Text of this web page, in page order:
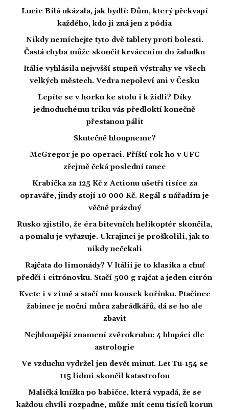
Lucie Bílá ukázala, jak bydlí: Dům, který překvapí
každého, kdo ji zná jen z pódia
Nikdy nemíchejte tyto dvě tablety proti bolesti.
Častá chyba může skončit krvácením do žaludku
Itálie vyhlásila nejvyšší stupeň výstrahy ve všech
velkých městech. Vedra nepoleví ani v Česku
Lepíte se v horku ke stolu i k židli? Díky
jednoduchému triku vás předloktí konečně
přestanou pálit
Skutečně hloupneme?
McGregor je po operaci. Příští rok ho v UFC
zřejmě čeká poslední tanec
Krabička za 125 Kč z Actionu ušetří tisíce za
opraváře, jindy stojí 10 000 Kč. Regál s nářadím je
věčně prázdný
Rusko zjistilo, že éra bitevních helikoptér skončila,
a pomalu je vyřazuje. Ukrajinci je proškolili, jak to
nikdy nečekali
Rajčata do limonády? V Itálii je to klasika a chuť
předčí i citrónovku. Stačí 500 g rajčat a jeden citrón
Kvete i v zimě a stačí mu kousek kořínku. Ptačinec
žabinec je noční můra zahrádkářů, dá se ho ale
zbavit
Nejhloupější znamení zvěrokruhu: 4 hlupáci dle
astrologie
Ve vzduchu vydržel jen devět minut. Let Tu-154 se
115 lidmi skončil katastrofou
Maličká knížka po babičce, která vypadá, že se
každou chvíli rozpadne, může mít cenu tisíců korun